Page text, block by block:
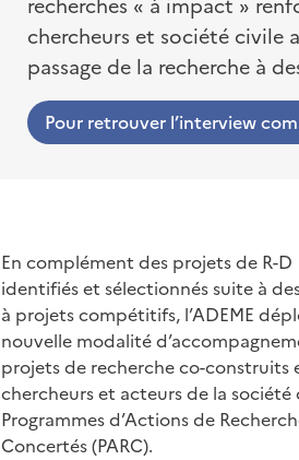
chercheurs et société
passage de la recherche à
Pour retrouver l’interview
En complément des projets de R-D
identifiés et sélectionnés suite à
à projets compétitifs, l’ADEME
nouvelle modalité
projets de recherche co-construits
chercheurs et acteurs de la société
Programmes d’Actions de
Concertés (PARC).